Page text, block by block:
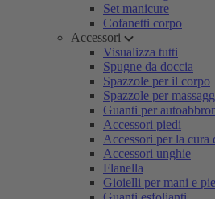
Set manicure
Cofanetti corpo
Accessori
Visualizza tutti
Spugne da doccia
Spazzole per il corpo
Spazzole per
Guanti per
Accessori piedi
Accessori per la cura
Accessori unghie
Flanella
Gioielli per mani e